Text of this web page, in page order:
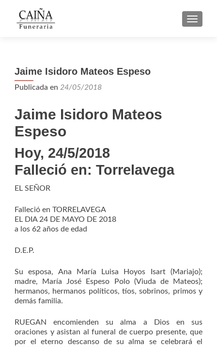
Jaime Isidoro Mateos Espeso
Publicada en 24/05/2018
Jaime Isidoro Mateos
Espeso
Hoy, 24/5/2018
Falleció en: Torrelavega
EL SEÑOR
Falleció en TORRELAVEGA
EL DIA 24 DE MAYO DE 2018
a los 62 años de edad
D.E.P.
Su esposa, Ana María Luisa Hoyos Isart (Mariajo);
madre, María José Espeso Polo (Viuda de Mateos);
hermanos, hermanos políticos, tíos, sobrinos, primos y
demás familia.
RUEGAN encomienden su alma a Dios en sus
oraciones y asistan al funeral de cuerpo presente, que
por el eterno descanso de su alma se celebrará el